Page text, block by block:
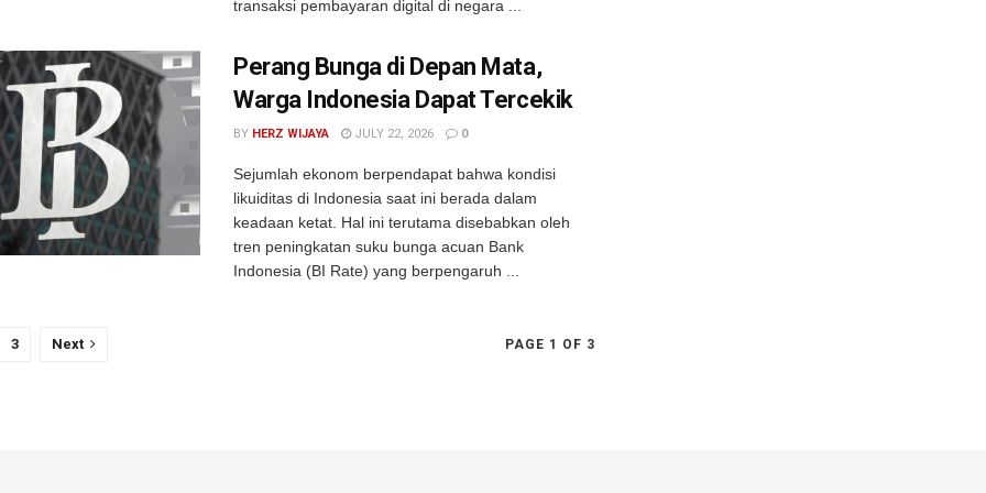
transaksi pembayaran digital di negara ...
Perang Bunga di Depan Mata,
Warga Indonesia Dapat Tercekik
BY HERZ WIJAYA JULY 22, 2026 0
Sejumlah ekonom berpendapat bahwa kondisi
likuiditas di Indonesia saat ini berada dalam
keadaan ketat. Hal ini terutama disebabkan oleh
tren peningkatan suku bunga acuan Bank
Indonesia (BI Rate) yang berpengaruh ...
PAGE 1 OF 3
3 Next